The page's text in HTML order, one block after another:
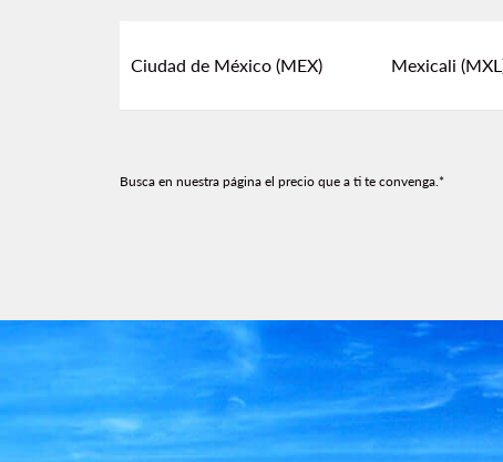
Ciudad de México (MEX) Mexicali
Busca en nuestra página el precio que a ti te convenga.*